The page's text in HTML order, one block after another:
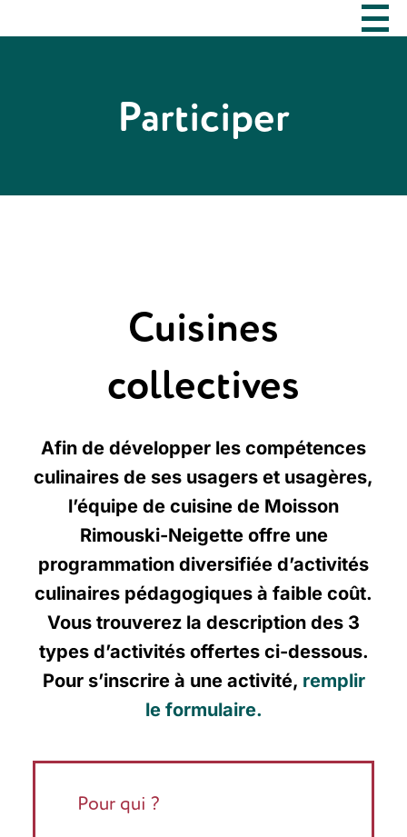
Participer
Cuisines
collectives
Afin de développer les compétences
culinaires de ses usagers et usagères,
l’équipe de cuisine de Moisson
Rimouski-Neigette offre une
programmation diversifiée d’activités
culinaires pédagogiques à faible coût.
Vous trouverez la description des 3
types d’activités offertes ci-dessous.
Pour s’inscrire à une activité, remplir
le formulaire.
Pour qui ?